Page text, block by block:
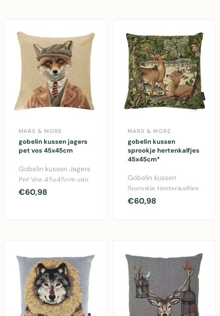
MARS & MORE
gobelin kussen jagers
pet vos 45x45cm
Gobelin kussen Jagers
Pet Vos 45x45cm van
Mars & More.
€60,98
MARS & MORE
gobelin kussen
sprookje hertenkalfjes
45x45cm*
Gobelin kussen
Sprookje Hertenkalfjes
45x45cm van Mars &
€60,98